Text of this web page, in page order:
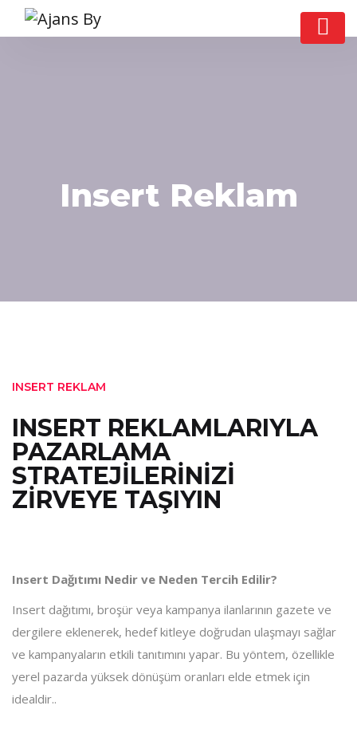
Insert Reklam
INSERT REKLAM
INSERT REKLAMLARIYLA
PAZARLAMA
STRATEJİLERİNİZİ
ZİRVEYE TAŞIYIN
Insert Dağıtımı Nedir ve Neden Tercih Edilir?
Insert dağıtımı, broşür veya kampanya ilanlarının gazete ve
dergilere eklenerek, hedef kitleye doğrudan ulaşmayı sağlar
ve kampanyaların etkili tanıtımını yapar. Bu yöntem, özellikle
yerel pazarda yüksek dönüşüm oranları elde etmek için
idealdir..